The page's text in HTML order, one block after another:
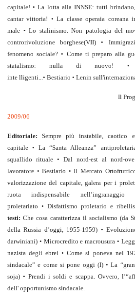
capitale! • La lotta alla INNSE: tutti
cantar vittoria! • La classe operaia coreana
male • Lo stalinismo. Non patologia del
controrivoluzione borghese(VII) •
fenomeno sociale? • Come ti preparo alla
statalismo: nulla di nuovo!
inte lligenti...• Bestiario • Lenin
Il
2009/06
Editoriale: Sempre più instabile,
capitale • La “Santa Alleanza”
squallido rituale • Dal nord-est al nord-
lavoratore • Bestiario • Il Mercato
valorizzazione del capitale, galera per i
ruota indispensabile
proletariato • Disfattismo proletario e
testi: Che cosa caratterizza il socialismo (da
della Russia d’oggi, 1955-1959) •
darwiniani) • Microcredito e macrousura •
nazista degli ebrei • Come si poneva nel
sindacale” e come si pone oggi (I) • La
soja) • Prendi i soldi e scappa. Ovvero,
dell' opportunismo sindacale.